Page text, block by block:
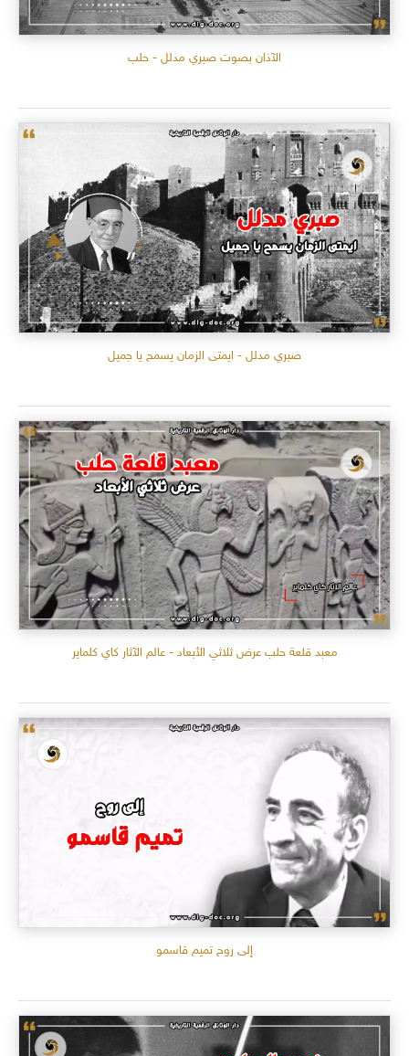
الآذان بصوت صبري مدلل - حلب
صبري مدلل - ايمتى الزمان يسمح يا جميل
معبد قلعة حلب عرض ثلاثي الأبعاد - عالم الآثار كاي كلماير
إلى روح تميم قاسمو